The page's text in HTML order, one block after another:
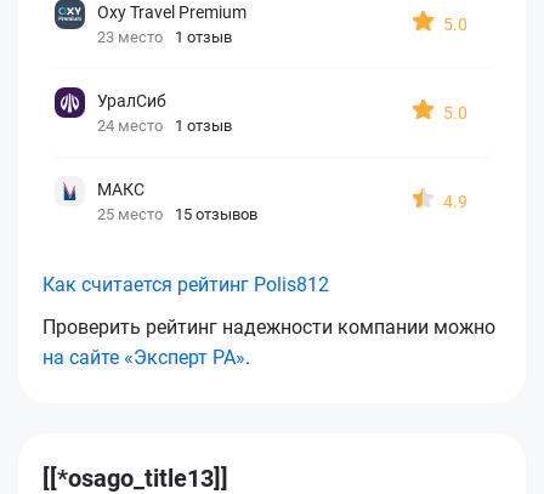
Oxy Travel Premium
23 место 1 отзыв
5.0
УралСиб
24 место 1 отзыв
5.0
МАКС
25 место 15 отзывов
4.9
Как считается рейтинг Polis812
Проверить рейтинг надежности компании можно
на сайте «Эксперт РА».
[[*osago_title13]]